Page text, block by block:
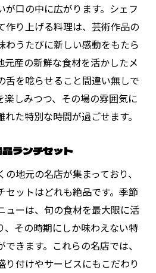
が口の中に広がります。シェフ
作り上げる料理は、芸術作品の
わうたびに新しい感動をもたら
元産の新鮮な食材を活かしたメ
舌を唸らせること間違い無しで
楽しみつつ、その場の雰囲気に
た特別な時間が過ごせます。
ランチセット
地元の名店が集まっており、
セットはどれも絶品です。季節
ューは、旬の食材を最大限に活
、その時期にしか味わえない特
きます。これらの名店では、
り付けやサービスにもこだわり